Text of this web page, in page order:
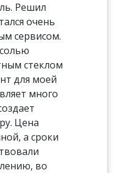
Решил
очень
сервисом.
стеклом
для моей
много
Цена
а сроки
во